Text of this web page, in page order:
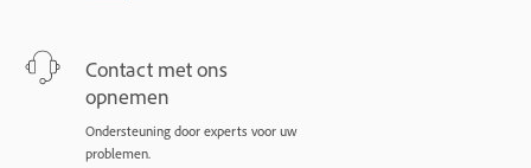
Contact met ons
opnemen
Ondersteuning door experts voor uw
problemen.